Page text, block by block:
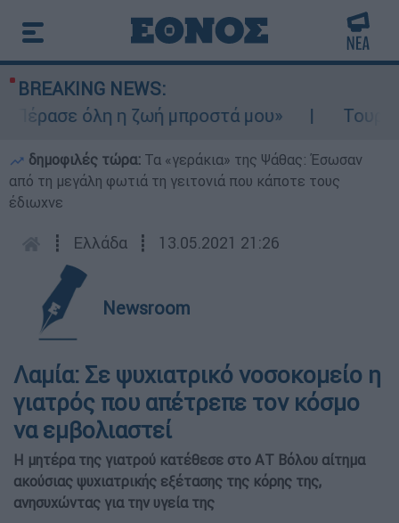
BREAKING NEWS:
όλη η ζωή μπροστά μου»
δημοφιλές τώρα: Τα «γεράκια» της Ψάθας: Έσωσαν
από τη μεγάλη φωτιά τη γειτονιά που κάποτε τους
έδιωχνε
┋ Ελλάδα ┋ 13.05.2021 21:26
Newsroom
Λαμία: Σε ψυχιατρικό νοσοκομείο η
γιατρός που απέτρεπε τον κόσμο
να εμβολιαστεί
Η μητέρα της γιατρού κατέθεσε στο ΑΤ Βόλου αίτημα
ακούσιας ψυχιατρικής εξέτασης της κόρης της,
ανησυχώντας για την υγεία της